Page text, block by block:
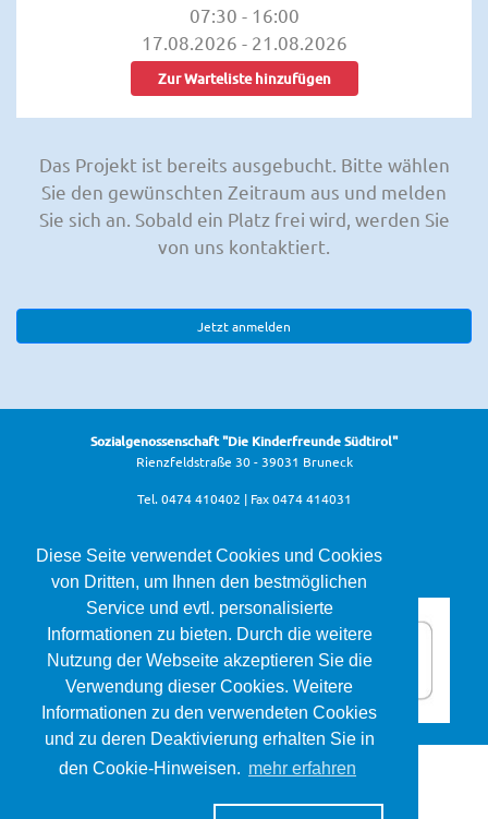
Diese Seite verwendet Cookies und Cookies
von Dritten, um Ihnen den bestmöglichen
Service und evtl. personalisierte
Informationen zu bieten. Durch die weitere
Nutzung der Webseite akzeptieren Sie die
Verwendung dieser Cookies. Weitere
Informationen zu den verwendeten Cookies
und zu deren Deaktivierung erhalten Sie in
den Cookie-Hinweisen. mehr erfahren
07:30 - 16:00
17.08.2026 - 21.08.2026
Zur Warteliste hinzufügen
Das Projekt ist bereits ausgebucht. Bitte wählen
Sie den gewünschten Zeitraum aus und melden
Sie sich an. Sobald ein Platz frei wird, werden Sie
von uns kontaktiert.
Jetzt anmelden
Sozialgenossenschaft "Die Kinderfreunde Südtirol"
Rienzfeldstraße 30 - 39031 Bruneck
Tel. 0474 410402 | Fax 0474 414031
Die Kinderfreunde Südtirol ©2026
Mwst.Nr. 02611570215